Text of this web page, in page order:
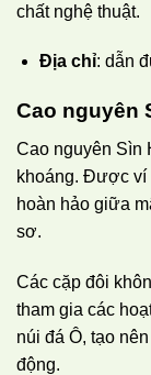
chất nghệ thuật.
Địa chỉ: dẫn
Cao nguyên
Cao nguyên Sìn
khoáng. Được ví
hoàn hảo giữa
sơ.
Các cặp đôi
tham gia các
núi đá Ô, tạo
động.